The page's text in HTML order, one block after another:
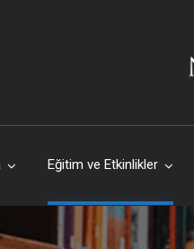
Eğitim ve Etkinlikler